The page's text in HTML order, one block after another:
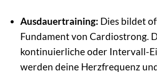
Ausdauertraining: Dies bildet
Fundament von Cardiostrong.
kontinuierliche oder Intervall-
werden deine Herzfrequenz